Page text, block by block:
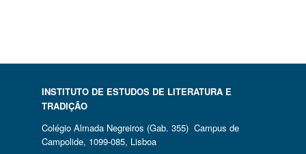
INSTITUTO DE ESTUDOS DE LITERATURA E
TRADIÇÃO
Colégio Almada Negreiros (Gab. 355) Campus de
Campolide, 1099-085, Lisboa